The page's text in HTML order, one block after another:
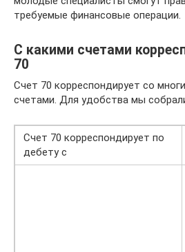
требуемые финансовые операции.
С какими счетами
70
Счет 70 корреспондирует со
счетами. Для удобства мы
Счет 70 корреспондирует по
дебету с